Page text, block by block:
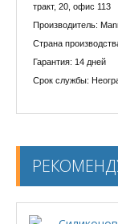
тракт, 20, офис 113
Производитель:
Страна
Гарантия: 14 дней
Срок службы: